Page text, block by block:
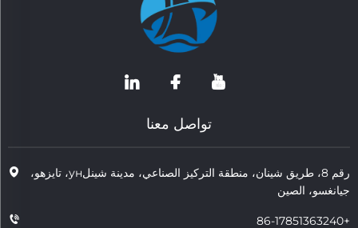
تواصل معنا
رقم 8، طريق شينان، منطقة التركيز الصناعي، مدينة شينلун، تايزهو،
جيانغسو، الصين
+86-17851363240